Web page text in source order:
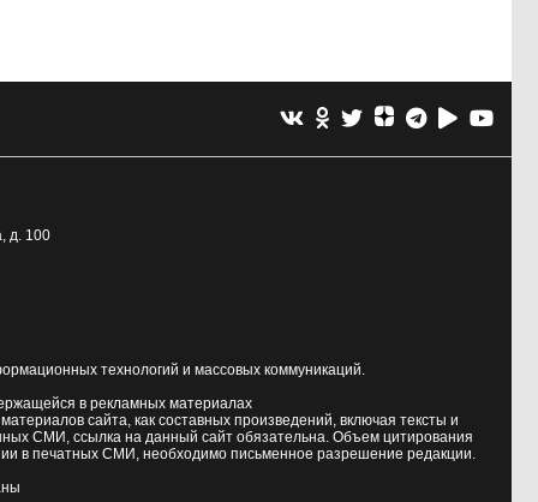
д. 100
технологий и массовых коммуникаций.
в рекламных материалах
сайта, как составных произведений, включая тексты и
СМИ, ссылка на данный сайт обязательна. Объем цитирования
в печатных СМИ, необходимо письменное разрешение редакции.